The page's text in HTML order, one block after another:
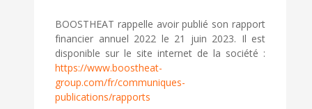
BOOSTHEAT rappelle avoir publié son rapport
financier annuel 2022 le 21 juin 2023. Il est
disponible sur le site internet de la société :
https://www.boostheat-
group.com/fr/communiques-
publications/rapports